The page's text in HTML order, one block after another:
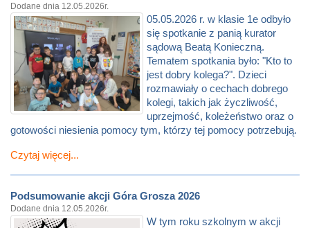
Dodane dnia 12.05.2026r.
05.05.2026 r. w klasie 1e odbyło
się spotkanie z panią kurator
sądową Beatą Konieczną.
Tematem spotkania było: "Kto to
jest dobry kolega?". Dzieci
rozmawiały o cechach dobrego
kolegi, takich jak życzliwość,
uprzejmość, koleżeństwo oraz o
gotowości niesienia pomocy tym, którzy tej pomocy potrzebują.
Czytaj więcej...
Podsumowanie akcji Góra Grosza 2026
Dodane dnia 12.05.2026r.
W tym roku szkolnym w akcji